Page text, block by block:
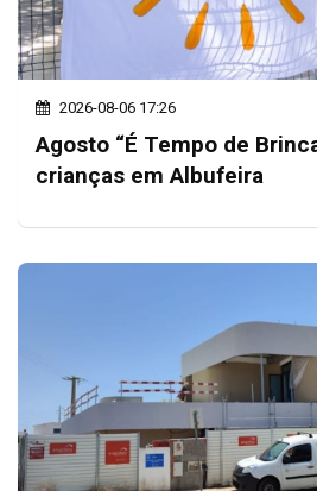
2026-08-06 17:26
Agosto “É Tempo de
crianças em Albufeira